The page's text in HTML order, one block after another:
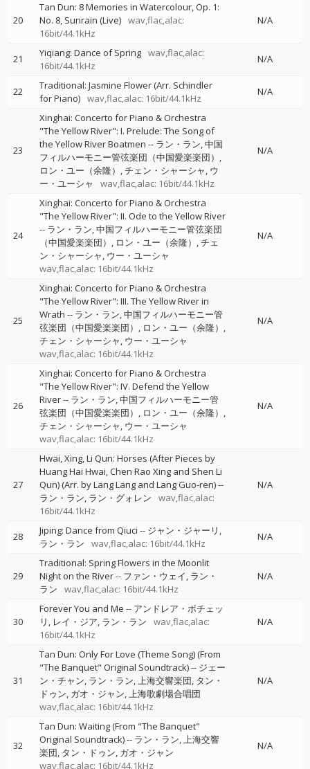
20
Tan Dun: 8 Memories in Watercolour, Op. 1:
No. 8, Sunrain (Live) wav,flac,alac:
16bit/44.1kHz
N/A
21 Yiqiang: Dance of Spring wav,flac,alac:
16bit/44.1kHz
N/A
22
Traditional: Jasmine Flower (Arr. Schindler
for Piano) wav,flac,alac: 16bit/44.1kHz
N/A
23
Xinghai: Concerto for Piano & Orchestra
"The Yellow River": I. Prelude: The Song of
the Yellow River Boatmen -- ラン・ラン 中国
フィルハーモニー管弦楽団（中国愛楽楽団）
ロン・ユー（余隆）
チェン・シャーシャ ウ
ー・ユーシャ
wav,flac,alac: 16bit/44.1kHz
N/A
24
Xinghai: Concerto for Piano & Orchestra
"The Yellow River": II. Ode to the Yellow River
-- ラン・ラン 中国フィルハーモニー管弦楽団
（中国愛楽楽団）
ロン・ユー（余隆）
チェ
ン・シャーシャ ウー・ユーシャ
wav,flac,alac: 16bit/44.1kHz
N/A
25
Xinghai: Concerto for Piano & Orchestra
"The Yellow River": III. The Yellow River in
Wrath -- ラン・ラン 中国フィルハーモニー管
弦楽団（中国愛楽楽団）
ロン・ユー（余隆）
チェン・シャーシャ ウー・ユーシャ
wav,flac,alac: 16bit/44.1kHz
N/A
26
Xinghai: Concerto for Piano & Orchestra
"The Yellow River": IV. Defend the Yellow
River-- ラン・ラン 中国フィルハーモニー管
弦楽団（中国愛楽楽団）
ロン・ユー（余隆）
チェン・シャーシャ ウー・ユーシャ
wav,flac,alac: 16bit/44.1kHz
N/A
27
Hwai, Xing, Li Qun: Horses (After Pieces by
Huang Hai Hwai, Chen Rao Xing and Shen Li
Qun) (Arr. by Lang Lang and Lang Guo-ren)--
ラン・ラン ラン・グォレン
wav,flac,alac:
16bit/44.1kHz
N/A
28 Jiping: Dance from Qiuci -- ジャン・ジャーリ
ラン・ラン
wav,flac,alac: 16bit/44.1kHz
N/A
29
Traditional: Spring Flowers in the Moonlit
Night on the River-- ファン・ウェイ ラン・
ラン
wav,flac,alac: 16bit/44.1kHz
N/A
30
Forever You and Me -- アンドレア・ボチェッ
リ
レイ・ジア ラン・ラン
wav,flac,alac:
16bit/44.1kHz
N/A
31
Tan Dun: Only For Love (Theme Song) (From
"The Banquet" Original Soundtrack)-- ジェー
ン・チャン ラン・ラン 上海交響楽団 タン・
ドゥン ガオ・ジャン 上海歌劇場合唱団
wav,flac,alac: 16bit/44.1kHz
N/A
32
Tan Dun: Waiting (From "The Banquet"
Original Soundtrack)-- ラン・ラン 上海交響
楽団 タン・ドゥン ガオ・ジャン
wav,flac,alac: 16bit/44.1kHz
N/A